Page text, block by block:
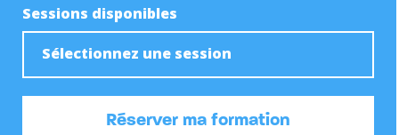
Sessions disponibles
Sélectionnez une session
Réserver ma formation
Comprendre et analyser une expression de besoins